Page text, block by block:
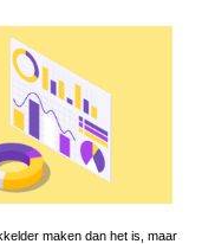
maken dan het is, maar